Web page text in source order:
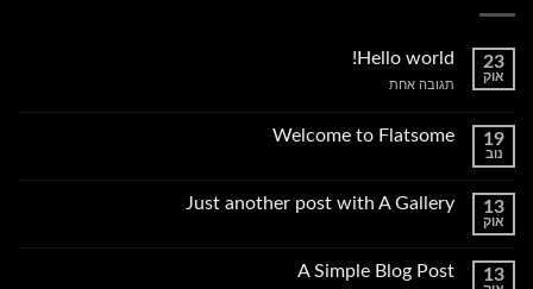
23
אוק
Hello world!
תגובה אחתעל
19
נוב
Welcome to Flatsome
Welcome
13
אוק
Just another post with A Gallery
Just
13
A Simple Blog Post